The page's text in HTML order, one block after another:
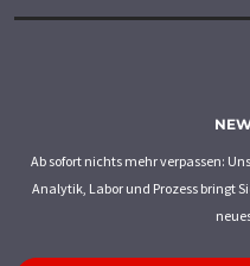
Ab sofort nichts mehr verpassen:
Analytik, Labor und Prozess bringt